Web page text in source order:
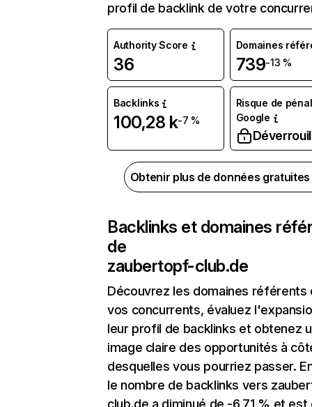
profil de backlink de votre
Authority Score
36
Domaines
739-13 %
Backlinks
100,28 k-7 %
Risque de
Google
Obtenir plus de données
Backlinks et domaines
de
zaubertopf-club.de
Découvrez les domaines référents
vos concurrents, évaluez
leur profil de backlinks et obtenez
image claire des opportunités à
desquelles vous pourriez passer.
le nombre de backlinks vers
club.de a diminué de -6,71 % et est